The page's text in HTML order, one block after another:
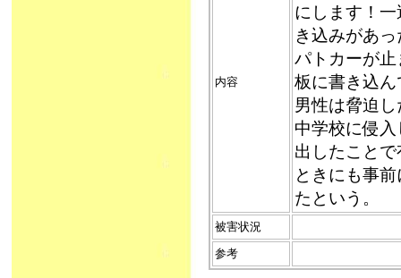
内容
にします！
き込みがあ
パトカーが
板に書き込
男性は脅迫
中学校に侵
出したこと
ときにも事
たという。
被害状況
参考